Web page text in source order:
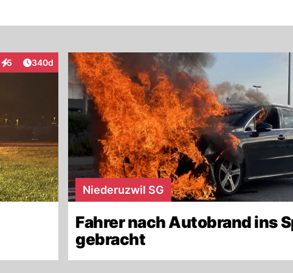
5
InteraktionenArtikel veröffentlicht:
340d
Niederuzwil SG
Fahrer nach Autobrand ins
gebracht